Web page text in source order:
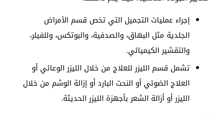
إجراء عمليات التجميل التي تخص قسم الأمراض
الجلدية مثل البهاق، والصدفية، والبوتكس، وللفيلر،
والتقشير الكيميائي.
تشمل قسم الليزر للعلاج من خلال الليزر الوعائي أو
العلاج الضوئي أو النحت البارد أو إزالة الوشم من خلال
الليزر أو أزالة الشعر بأجهزة الليزر الحديثة.